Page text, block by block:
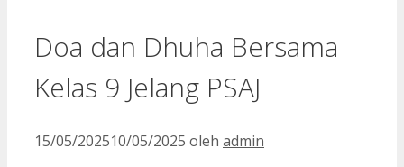
Doa dan Dhuha Bersama
Kelas 9 Jelang PSAJ
15/05/202510/05/2025 oleh admin